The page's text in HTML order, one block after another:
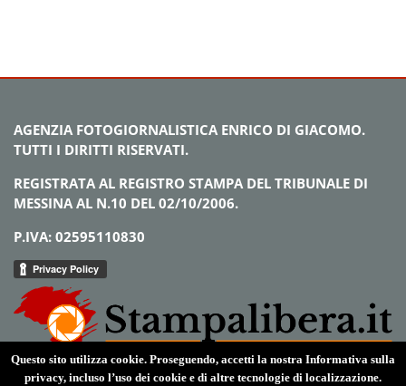
AGENZIA FOTOGIORNALISTICA ENRICO DI GIACOMO.
TUTTI I DIRITTI RISERVATI.
REGISTRATA AL REGISTRO STAMPA DEL TRIBUNALE DI
MESSINA AL N.10 DEL 02/10/2006.
P.IVA: 02595110830
Questo sito utilizza cookie. Proseguendo, accetti la nostra Informativa sulla
privacy, incluso l’uso dei cookie e di altre tecnologie di localizzazione.